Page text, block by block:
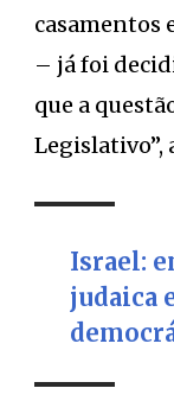
casamentos
– já foi
que a
Legislativo”,
Israel:
judaica